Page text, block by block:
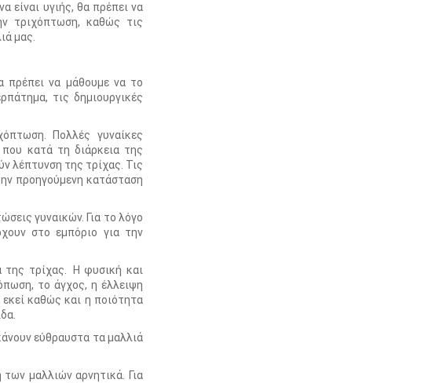
είναι υγιής, θα πρέπει να
τριχόπτωση, καθώς τις
μας.
πρέπει να μάθουμε να το
τις δημιουργικές
Πολλές γυναίκες
κατά τη διάρκεια της
λέπτυνση της τρίχας. Τις
προηγούμενη κατάσταση
γυναικών. Για το λόγο
στο εμπόριο για την
της τρίχας. Η φυσική και
το άγχος, η έλλειψη
καθώς και η ποιότητα
εύθραυστα τα μαλλιά
μαλλιών αρνητικά. Για